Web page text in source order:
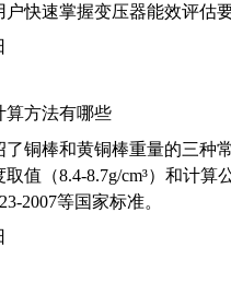
快速掌握变压器能效评估要
算方法有哪些
了铜棒和黄铜棒重量的三种
取值（8.4-8.7g/cm³）和计
2007等国家标准。